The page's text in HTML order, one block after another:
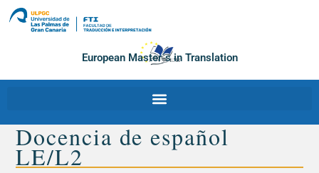
European Master´s in Translation
Docencia de español
LE/L2